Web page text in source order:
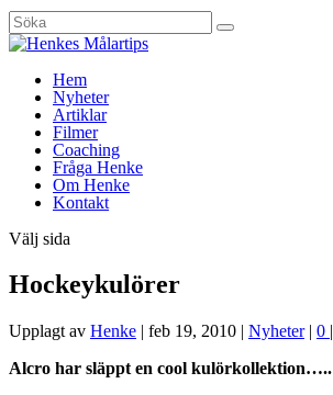
Hem
Nyheter
Artiklar
Filmer
Coaching
Fråga Henke
Om Henke
Kontakt
Välj sida
Hockeykulörer
Upplagt av Henke | feb 19, 2010 | Nyheter| 0 |
Alcro har släppt en cool kulörkollektion…..